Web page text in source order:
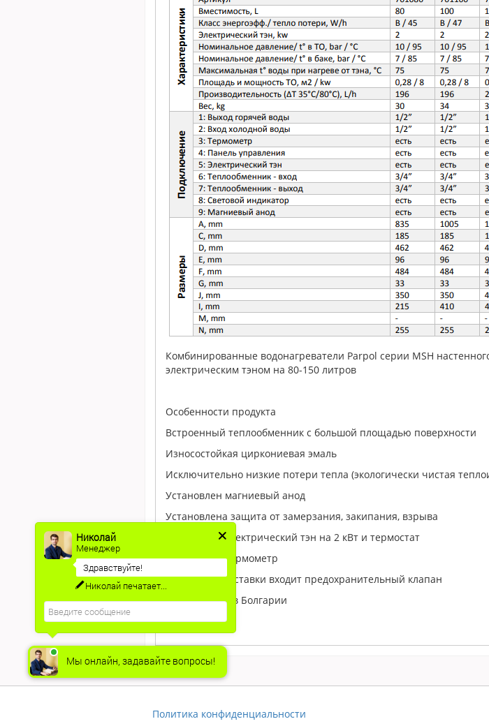
Комбинированные водонагреватели Parpol серии МSH
электрическим тэном на 80-150 литров
Особенности продукта
Встроенный теплообменник с большой площадью поверхности
Износостойкая циркониевая эмаль
Исключительно низкие потери тепла (экологически чистая
Установлен магниевый анод
Установлена защита от замерзания, закипания, взрыва
Установлен электрический тэн на 2 кВт и термостат
Установлен термометр
В комплект поставки входит предохранительный клапан
Произведено в Болгарии
Политика конфиденциальности
Мы онлайн, задавайте вопросы!
Николай
Менеджер
Здравствуйте!
Николай печатает...